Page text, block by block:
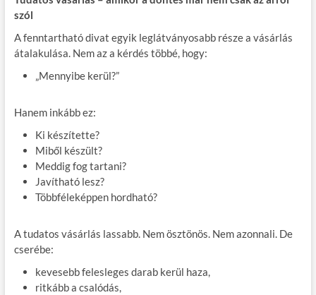
szól
A fenntartható divat egyik leglátványosabb része a vásárlás
átalakulása. Nem az a kérdés többé, hogy:
„Mennyibe kerül?”
Hanem inkább ez:
Ki készítette?
Miből készült?
Meddig fog tartani?
Javítható lesz?
Többféleképpen hordható?
A tudatos vásárlás lassabb. Nem ösztönös. Nem azonnali. De
cserébe:
kevesebb felesleges darab kerül haza,
ritkább a csalódás,